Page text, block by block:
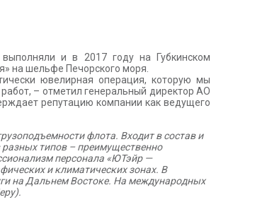
и в 2017 году на Губкинском
на шельфе Печорского моря.
ювелирная операция, которую мы
– отметил генеральный директор АО
репутацию компании как ведущего
флота. Входит в состав и
типов – преимущественно
персонала «ЮТэйр —
и климатических зонах. В
на Дальнем Востоке. На международных